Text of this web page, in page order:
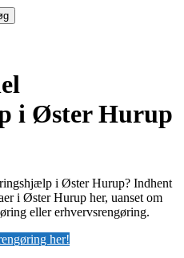
i Øster Hurup
i Øster Hurup? Indhent
i Øster Hurup her, uanset om
eller erhvervsrengøring.
her!